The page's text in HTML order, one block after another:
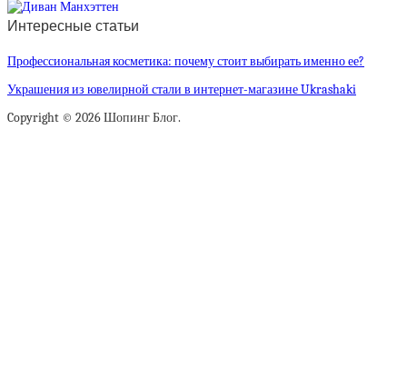
Интересные статьи
Профессиональная косметика: почему стоит выбирать именно ее?
Украшения из ювелирной стали в интернет-магазине Ukrashaki
Copyright © 2026 Шопинг Блог.